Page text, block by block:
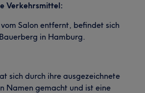
Verkehrsmittel:
Salon entfernt, befindet sich
in Hamburg.
sich durch ihre ausgezeichnete
Namen gemacht und ist eine